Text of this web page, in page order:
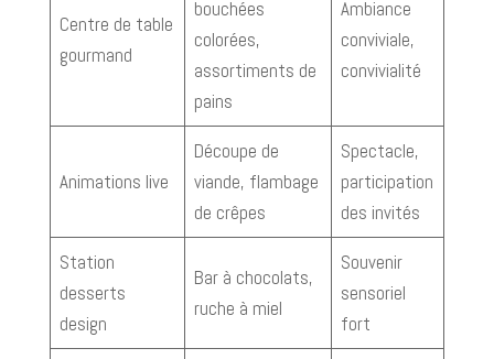
Centre de table
gourmand
bouchées
colorées,
assortiments de
pains
Ambiance
conviviale,
convivialité
Animations live
Découpe de
viande, flambage
de crêpes
Spectacle,
participation
des invités
Station
desserts
design
Bar à chocolats,
ruche à miel
Souvenir
sensoriel
fort